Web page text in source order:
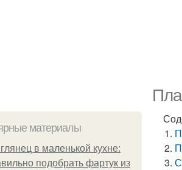
материалы
в маленькой кухне:
подобрать фартук из